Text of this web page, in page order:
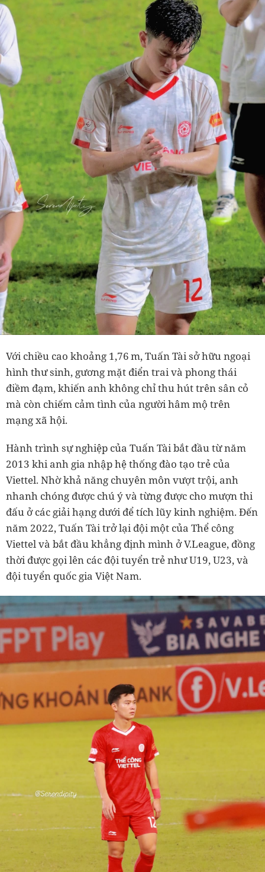
Với chiều cao khoảng 1,76 m, Tuấn Tài sở hữu ngoại
hình thư sinh, gương mặt điển trai và phong thái
điềm đạm, khiến anh không chỉ thu hút trên sân cỏ
mà còn chiếm cảm tình của người hâm mộ trên
mạng xã hội.
Hành trình sự nghiệp của Tuấn Tài bắt đầu từ năm
2013 khi anh gia nhập hệ thống đào tạo trẻ của
Viettel. Nhờ khả năng chuyên môn vượt trội, anh
nhanh chóng được chú ý và từng được cho mượn thi
đấu ở các giải hạng dưới để tích lũy kinh nghiệm. Đến
năm 2022, Tuấn Tài trở lại đội một của Thể công
Viettel và bắt đầu khẳng định mình ở V.League, đồng
thời được gọi lên các đội tuyển trẻ như U19, U23, và
đội tuyển quốc gia Việt Nam.